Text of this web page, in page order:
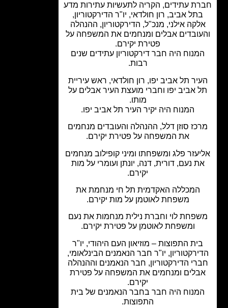
עתידים, הקריה לתעשיות עתירות מדע
אביב, רון חולדאי, יו"ר הדירקטוריון,
אילני, מנכ"ל, הדירקטוריון, ההנהלה
אבלים ומנחמים את המשפחה על
פטירת יקירם.
היה חבר דירקטוריון עתידים שנים
תל אביב יפו, רון חולדאי, ראש עיריית
אביב יפו וחברי מועצת העיר אבלים על
המנוח היה יקיר העיר תל אביב יפו.
סוזן דלל, ההנהלה והעובדים מנחמים
את המשפחה על פטירת יקירם.
פלג ומשפחתו ומיני קופילוב מנחמים
נעם, דורית, דנה, יונתן ועומרי על מות
המכללה האקדמית תל חי מנחמת את
משפחת לאוטמן על מות יקירם.
לוי וחברת נילית מנחמות את נעם
ומשפחת לאוטמן על פטירת יקירם.
התפוצות – מוזיאון העם היהודי, יו"ר
יו"ר חבר הנאמנים הבינלאומי,
הדירקטוריון, חבר הנאמנים וההנהלה
ומנחמים את המשפחה על פטירת
היה חבר בחבר הנאמנים של בית
התפוצות.